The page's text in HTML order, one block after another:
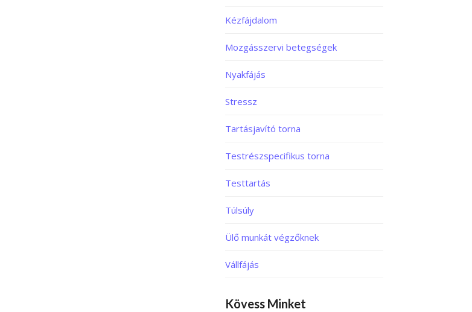
Kézfájdalom
Mozgásszervi betegségek
Nyakfájás
Stressz
Tartásjavító torna
Testrészspecifikus torna
Testtartás
Túlsúly
Ülő munkát végzőknek
Vállfájás
Kövess Minket